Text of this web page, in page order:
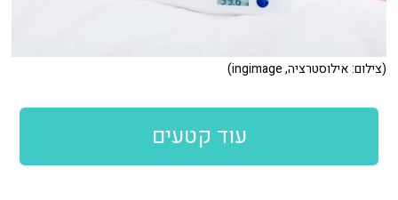
(צילום: אילוסטרציה, ingimage)
עוד קטעים